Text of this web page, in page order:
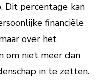
Dit percentage kan
financiële
over het
om niet meer dan
in te zetten.